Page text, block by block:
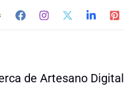
de Artesano Digital